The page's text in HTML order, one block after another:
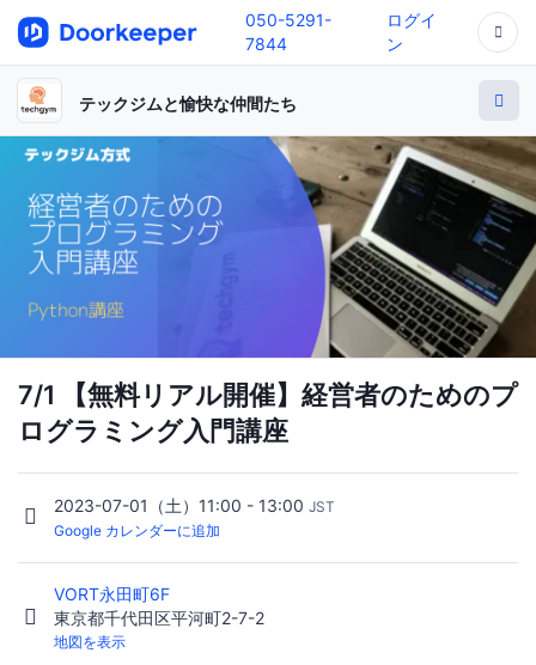
050-5291-
7844
ログイ
ン
テックジムと愉快な仲間たち
7/1 【無料リアル開催】経営者のためのプ
ログラミング入門講座
2023-07-01（土）11:00 - 13:00 JST
Google カレンダーに追加
VORT永田町6F
東京都千代田区平河町2-7-2
地図を表示